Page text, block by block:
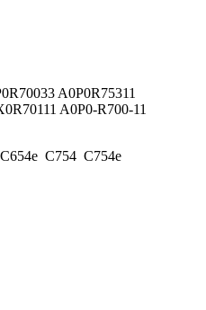
A0P0R75311
A0P0-R700-11
C754 C754e